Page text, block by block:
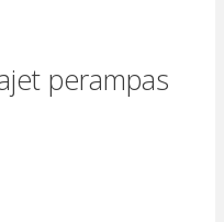
perampas